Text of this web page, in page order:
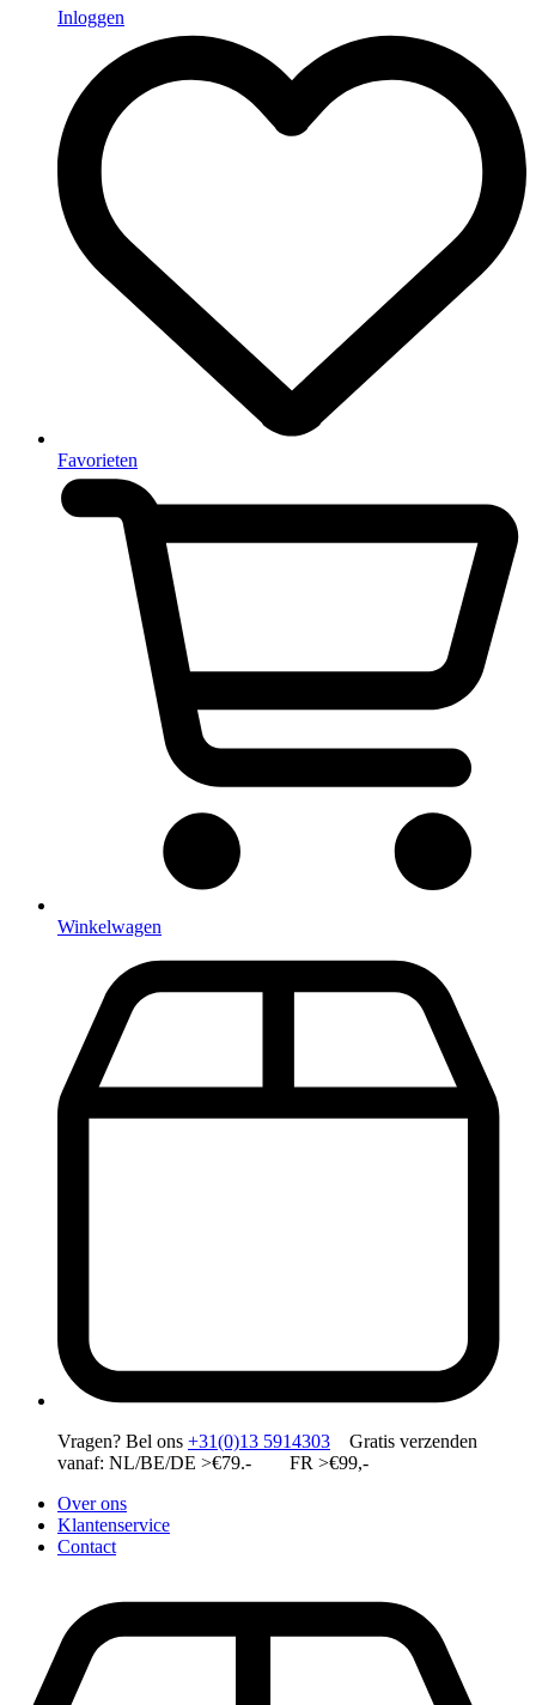
Inloggen
Favorieten
Winkelwagen
Vragen? Bel ons +31(0)13 5914303 Gratis verzenden
vanaf: NL/BE/DE >€79.- FR >€99,-
Over ons
Klantenservice
Contact